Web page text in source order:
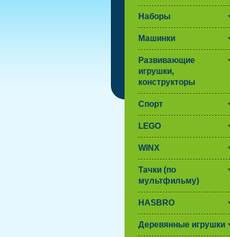
Наборы
Машинки
Развивающие
игрушки,
конструкторы
Спорт
LEGO
WINX
Тачки (по
мультфильму)
HASBRO
Деревянные игрушки